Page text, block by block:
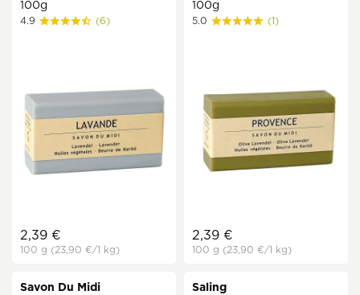
100g
4.9 (6)
2,39 €
100 g (23,90 €/1 kg)
100g
5.0 (1)
2,39 €
100 g (23,90 €/1 kg)
Savon Du Midi
Saling